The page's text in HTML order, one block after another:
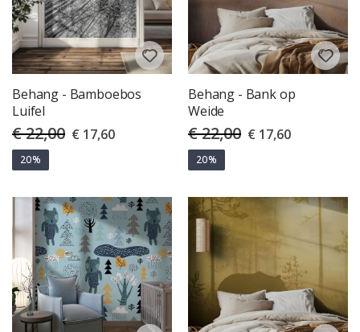
Behang - Bamboebos
Luifel
€ 22,00 Special
Price
€ 17,60
20%
Behang - Bank op
Weide
€ 22,00 Special
Price
€ 17,60
20%